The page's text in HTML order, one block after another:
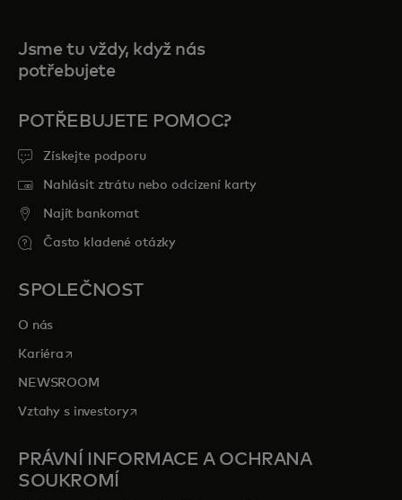
Jsme tu vždy, když nás
potřebujete
POTŘEBUJETE POMOC?
Získejte podporu
Nahlásit ztrátu nebo odcizení karty
Najít bankomat
Často kladené otázky
SPOLEČNOST
O nás
Kariéra opens in a new tab
NEWSROOM
Vztahy s investoryopens in a new tab
PRÁVNÍ INFORMACE A OCHRANA
SOUKROMÍ